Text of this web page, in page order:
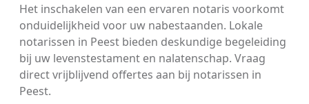
Het inschakelen van een ervaren notaris voorkomt
onduidelijkheid voor uw nabestaanden. Lokale
notarissen in Peest bieden deskundige begeleiding
bij uw levenstestament en nalatenschap. Vraag
direct vrijblijvend offertes aan bij notarissen in
Peest.